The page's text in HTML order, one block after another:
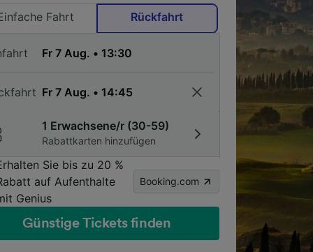
Fahrt
Rückfahrt
1 Erwachsene/r (30-59)
Rabattkarten hinzufügen
Sie bis zu 20 %
auf Aufenthalte
Genius
Booking.com
Günstige Tickets finden